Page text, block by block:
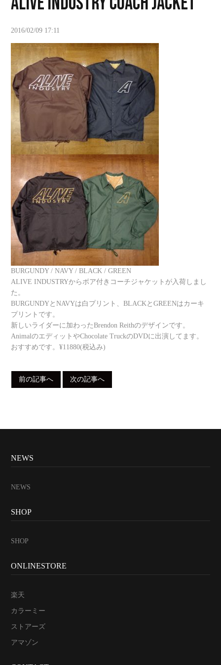
2016/02/09 17:11
BURGUNDY / NAVY / BLACK / GREEN
ALIVE INDUSTRYからボア付きコーチジャケットが入荷しまし
た。
BURGUNDYとNAVYは白プリント、BLACKとGREENはカーキ
プリントです。
新しいライダーに加わったBrendon Reithのデザインです。
AnimalのエディットやChocolate TruckのDVDに出演してます。
おすすめです。¥11880(税込み)
前の記事へ 次の記事へ
NEWS
NEWS
SHOP
SHOP
ONLINESTORE
楽天
カラーミー
ストアーズ
アマゾン